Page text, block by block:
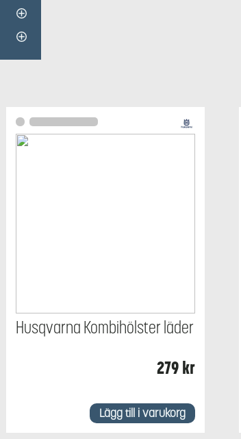
Husqvarna Kombihölster läder
279kr
Lägg till i varukorg